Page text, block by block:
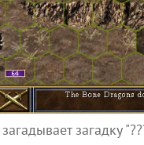
загадку